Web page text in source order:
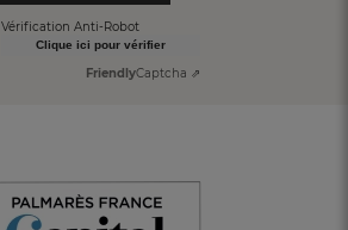
Vérification Anti-Robot
Clique ici pour vérifier
FriendlyCaptcha ⇗